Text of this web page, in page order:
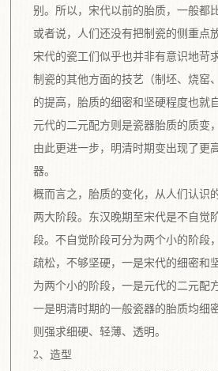
别。所以，宋代以前的胎质，一般都
或者说，人们还没有把制瓷的侧重点
宋代的瓷工们似乎也并非有意识地苛
制瓷的其他方面的技艺（制坯、烧窑
的提高，胎质的细密和坚硬程度也就
元代的二元配方则是瓷器胎质的质变
由此更进一步，明清时期变出现了更
器。
概而言之，胎质的变化，从人们认识
两大阶段。东汉晚期至宋代是不自觉
段。不自觉阶段可分为两个小的阶段
疏松，不够坚硬，一是宋代的细密和
为两个小的阶段，一是元代的二元配
一是明清时期的一般瓷器的胎质均细
则强求细硬、轻薄、透明。
2、造型